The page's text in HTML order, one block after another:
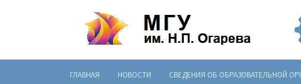
ГЛАВНАЯ НОВОСТИ СВЕДЕНИЯ ОБ ОБРАЗОВАТЕЛЬНОЙ